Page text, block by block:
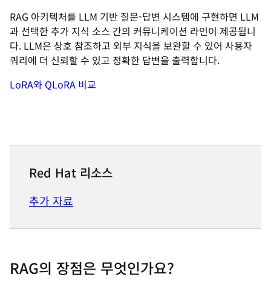
RAG 아키텍처를 LLM 기반 질문-답변 시스템에 구현하면 LLM
과 선택한 추가 지식 소스 간의 커뮤니케이션 라인이 제공됩니
다. LLM은 상호 참조하고 외부 지식을 보완할 수 있어 사용자
쿼리에 더 신뢰할 수 있고 정확한 답변을 출력합니다.
LoRA와 QLoRA 비교
Red Hat 리소스
추가 자료
RAG의 장점은 무엇인가요?